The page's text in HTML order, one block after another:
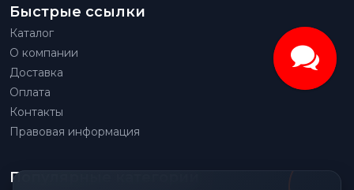
Быстрые ссылки
Каталог
О компании
Доставка
Оплата
Контакты
Правовая информация
Популярные категории